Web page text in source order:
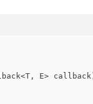
E> callback